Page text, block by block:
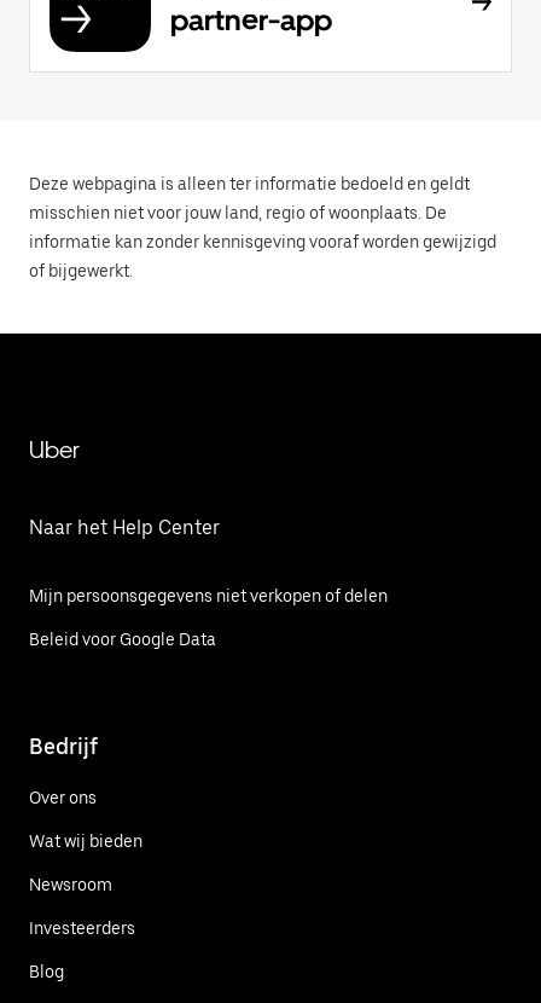
partner-app
Deze webpagina is alleen ter informatie bedoeld en geldt
misschien niet voor jouw land, regio of woonplaats. De
informatie kan zonder kennisgeving vooraf worden gewijzigd
of bijgewerkt.
Uber
Naar het Help Center
Mijn persoonsgegevens niet verkopen of delen
Beleid voor Google Data
Bedrijf
Over ons
Wat wij bieden
Newsroom
Investeerders
Blog